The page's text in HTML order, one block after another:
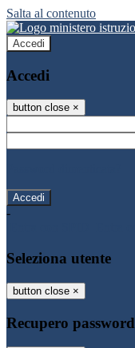
Salta al contenuto
Accedi
Accedi
button close ×
-
Seleziona utente
button close ×
Recupero password